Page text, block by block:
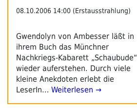
08.10.2006 14:00 (Erstausstrahlung)
Gwendolyn von Ambesser läßt in
ihrem Buch das Münchner
Nachkriegs-Kabarett „Schaubude“
wieder auferstehen. Durch viele
kleine Anekdoten erlebt die
LeserIn… Weiterlesen →